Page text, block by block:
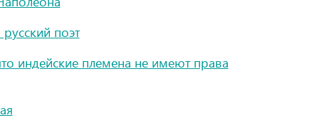
поэт
индейские племена не имеют права